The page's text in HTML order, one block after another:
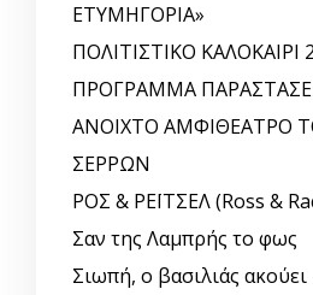
ΕΤΥΜΗΓΟΡΙΑ»
ΠΟΛΙΤΙΣΤΙΚΟ ΚΑΛΟΚΑΙΡΙ
ΠΡΟΓΡΑΜΜΑ
ΑΝΟΙΧΤΟ ΑΜΦΙΘΕΑΤΡΟ
ΣΕΡΡΩΝ
ΡΟΣ & ΡΕΪΤΣΕΛ (Ross &
Σαν της Λαμπρής το φως
Σιωπή, ο βασιλιάς